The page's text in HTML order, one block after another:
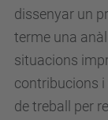
dissenyar un
terme una
situacions
contribucions
de treball per